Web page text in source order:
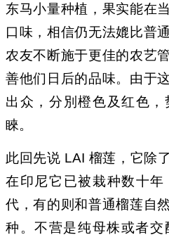
东马小量种植，果实能在
口味，相信仍无法媲比普
农友不断施于更佳的农艺
善他们日后的品味。由于
出众，分別橙色及红色
睞。
此回先说 LAI 榴莲，它除
在印尼它已被栽种数十
代，有的则和普通榴莲自
种。不营是纯母株或者